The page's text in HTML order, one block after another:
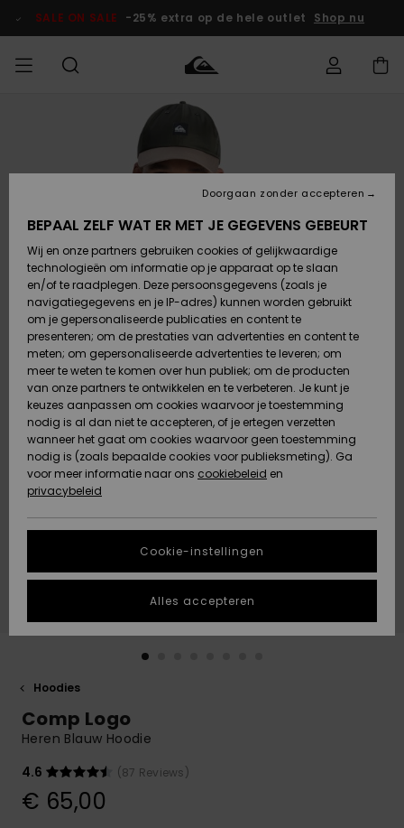
Productinformatie
SALE ON SALE -25% extra op de hele outlet Shop nu
Kleding
Accessoires
Schoenen &
Slippers
Surf /
Water
Snow
Nieuw
Highlights
JONGENS
Kleding
Accessoires
Schoenen &
Slippers
Surf /
Water
Sneeuw
Nieuw
Highlights
DAMES
Shop
Highlights
Snow
SURF
Heren Surf
Shop
Surf Shop
Highlights
Community
SNOW
Heren Snow
Shop
Snow Shop
Dames
Snow Shop
Highlights
Gemeenschap
SALE ON
SALE
HEREN
OUTLET
Kinderen
VROUW
OUTLET
Regio- En
Taalinstellingen
Nederlands
Toegang tot
mijn bestelling
Retouren
Betaling
Giftcard
Quiksilver
Freedom
Gegevensbescherming
gesprek om het
snelste
vraag te
krijgen.
vragen en ons
contactformulier.
DUURZAAMHEID
STORE LOCATOR
VERLANGLIJST
Hoodies
Comp Logo
Heren Blauw Hoodie
4.6
(87 Reviews)
€ 65,00
BEPAAL ZELF WAT ER MET JE GEGEVENS GEBEURT
Wij en onze partners gebruiken cookies of gelijkwaardige
technologieën om informatie op je apparaat op te slaan
en/of te raadplegen. Deze persoonsgegevens (zoals je
navigatiegegevens en je IP-adres) kunnen worden gebruikt
om je gepersonaliseerde publicaties en content te
presenteren; om de prestaties van advertenties en content te
meten; om gepersonaliseerde advertenties te leveren; om
meer te weten te komen over hun publiek; om de producten
van onze partners te ontwikkelen en te verbeteren. Je kunt je
keuzes aanpassen om cookies waarvoor je toestemming
nodig is al dan niet te accepteren, of je ertegen verzetten
wanneer het gaat om cookies waarvoor geen toestemming
nodig is (zoals bepaalde cookies voor publieksmeting). Ga
voor meer informatie naar ons cookiebeleid en
privacybeleid
Cookie-instellingen
Doorgaan zonder accepteren
Alles accepteren